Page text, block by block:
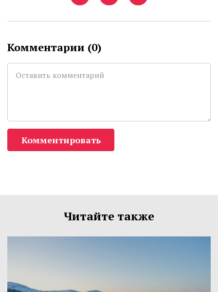
Комментарии (0)
Комментировать
Читайте также